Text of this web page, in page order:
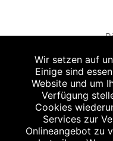
Abgabe in haushaltsüblichen
und Satzfehler keine Haftung.
Zu Risiken und
Wir setzen auf
Einige sind
Website und um
Verfügung
Cookies
Services zur
Onlineangebot zu